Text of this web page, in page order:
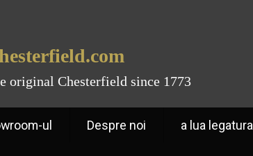
original Chesterfield since 1773
ul Despre noi a lua legatura